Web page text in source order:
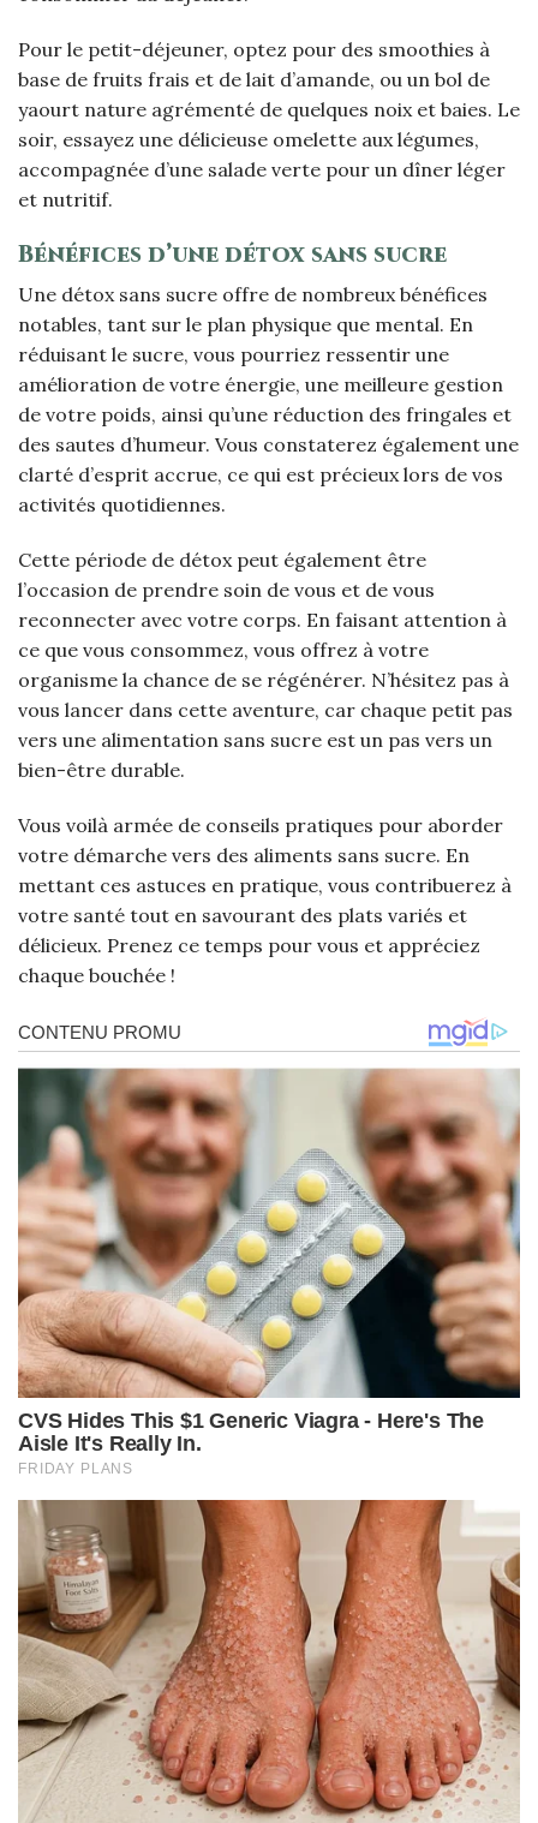
Pour le petit-déjeuner, optez pour des smoothies à
base de fruits frais et de lait d’amande, ou un bol de
yaourt nature agrémenté de quelques noix et baies. Le
soir, essayez une délicieuse omelette aux légumes,
accompagnée d’une salade verte pour un dîner léger
et nutritif.
Bénéfices d’une détox sans sucre
Une détox sans sucre offre de nombreux bénéfices
notables, tant sur le plan physique que mental. En
réduisant le sucre, vous pourriez ressentir une
amélioration de votre énergie, une meilleure gestion
de votre poids, ainsi qu’une réduction des fringales et
des sautes d’humeur. Vous constaterez également une
clarté d’esprit accrue, ce qui est précieux lors de vos
activités quotidiennes.
Cette période de détox peut également être
l’occasion de prendre soin de vous et de vous
reconnecter avec votre corps. En faisant attention à
ce que vous consommez, vous offrez à votre
organisme la chance de se régénérer. N’hésitez pas à
vous lancer dans cette aventure, car chaque petit pas
vers une alimentation sans sucre est un pas vers un
bien-être durable.
Vous voilà armée de conseils pratiques pour aborder
votre démarche vers des aliments sans sucre. En
mettant ces astuces en pratique, vous contribuerez à
votre santé tout en savourant des plats variés et
délicieux. Prenez ce temps pour vous et appréciez
chaque bouchée !